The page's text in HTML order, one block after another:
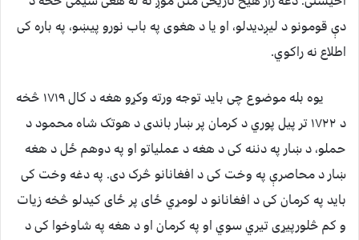
دې قومونو د لیږدیدلو، او یا د هغوی په باب نورو پيښو، په باره کی
اطلاع نه راکوي.
یوه بله موضوع چی باید توجه ورته وکړو هغه د کال ۱۷۱۹ څخه
د ۱۷۲۲ تر پیل پوري د کرمان پر ښار باندی د هوتک شاه محمود د
حملو، د ښار په دننه کی د هغه د عملیاتو او په دوهم ځل د هغه
ښار د محاصرې په وخت کی د افغانانو څرک دی. په دغه وخت کی
باید په کرمان کی د افغانانو د لومړي ځای پر ځای کیدلو څخه زیات
و کم څلورپیړی تیري سوي او په کرمان او د هغه په شاوخوا کی د